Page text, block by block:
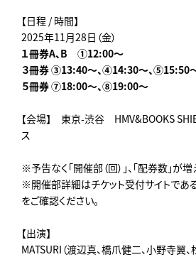
【日程 / 時間】
2025年11月28日（金）
１冊券A、B ①12:00～
３冊券 ③13:40～、④14:30～、⑤15:50
５冊券⑦18:00～、⑧19:00～
【会場】 東京-渋谷 HMV&BOOKS
ス
※予告なく「開催部（回）」、「配券数」が
※開催部詳細はチケット受付サイトであ
をご確認ください。
【出演】
MATSURI（渡辺真、橋爪健二、小野寺翼